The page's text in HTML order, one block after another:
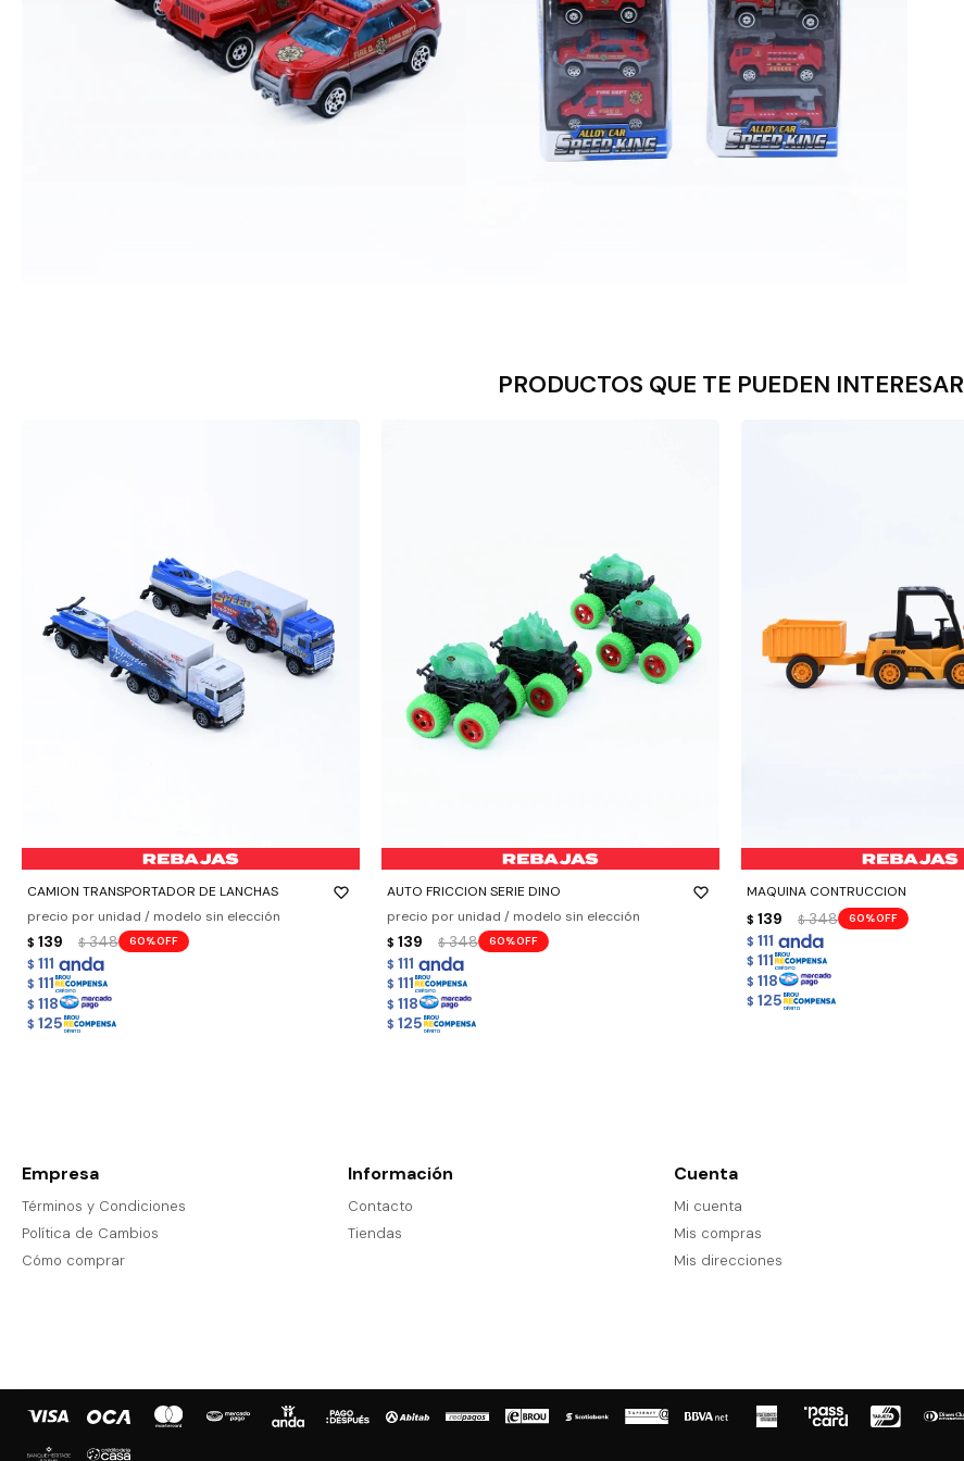
PRODUCTOS QUE TE PUEDEN INTERESAR
CAMION TRANSPORTADOR DE LANCHAS
precio por unidad / modelo sin elección
$ 139 $ 348 60
$ 111
$ 111
$ 118
$ 125
- +
AUTO FRICCION SERIE DINO
precio por unidad / modelo sin elección
$ 139 $ 348 60
$ 111
$ 111
$ 118
$ 125
- +
MAQUINA CONTRUCCION
$ 139 $ 348 60
$ 111
$ 111
$ 118
$ 125
- +
Empresa
Términos y Condiciones
Política de Cambios
Cómo comprar
Información
Contacto
Tiendas
Cuenta
Mi cuenta
Mis compras
Mis direcciones